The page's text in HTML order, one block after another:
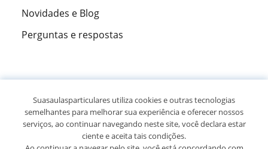
Novidades e Blog
Perguntas e respostas
305883opiniões de alunos
Suasaulasparticulares utiliza cookies e outras tecnologias
semelhantes para melhorar sua experiência e oferecer nossos
serviços, ao continuar navegando neste site, você declara estar
ciente e aceita tais condições.